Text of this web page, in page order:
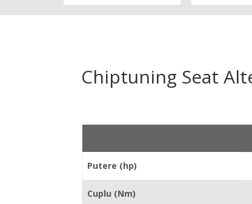
Chiptuning Seat
Putere (hp)
Cuplu (Nm)